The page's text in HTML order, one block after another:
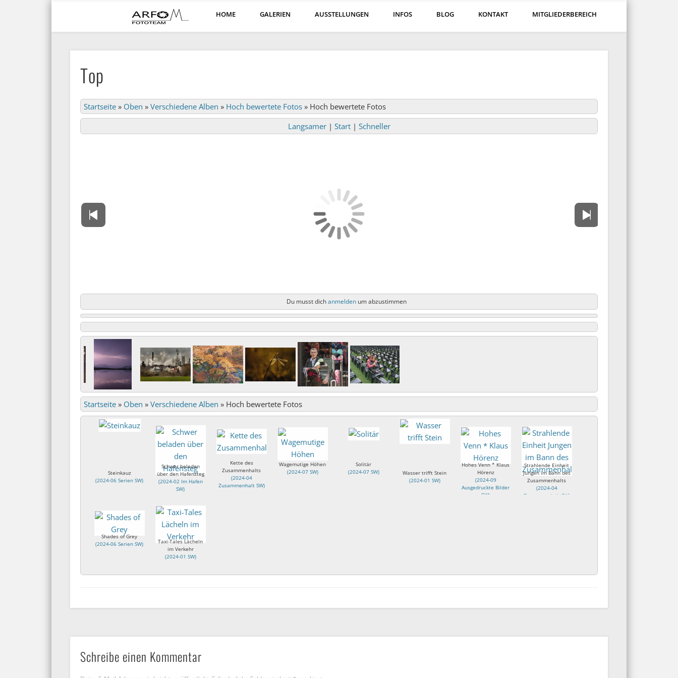
ARFO-Fotoclub in Köln
HOME GALERIEN AUSSTELLUNGEN INFOS BLOG KONTAKT MITGLIEDERBEREICH
Top
Startseite» Oben » Verschiedene Alben » Hoch bewertete Fotos» Hoch bewertete Fotos
Langsamer | Start | Schneller
Du musst dichanmelden um abzustimmen
Startseite» Oben » Verschiedene Alben » Hoch bewertete Fotos
Steinkauz
(2024-06 Serien SW)
Schwer beladen
über den Hafensteg
(2024-02 Im Hafen
SW)
Kette des
Zusammenhalts
(2024-04
Zusammenhalt SW)
Wagemutige Höhen
(2024-07 SW)
Solitär
(2024-07 SW)
Wasser trifft Stein
(2024-01 SW)
Hohes Venn * Klaus
Hörenz
(2024-09
Ausgedruckte Bilder
SW)
Strahlende Einheit
Jungen im Bann des
Zusammenhalts
(2024-04
Zusammenhalt SW)
Shades of Grey
(2024-06 Serien SW)
Taxi-Tales Lächeln
im Verkehr
(2024-01 SW)
Schreibe einen Kommentar